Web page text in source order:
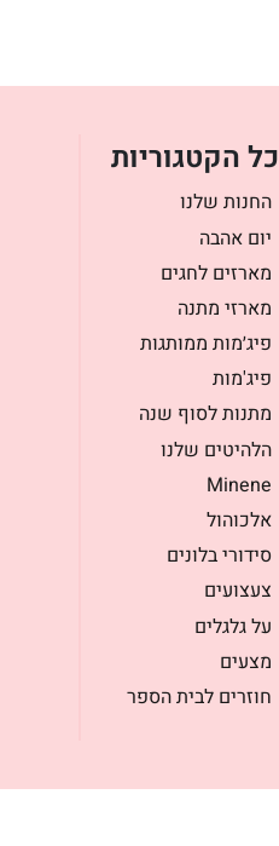
כל הקטגוריות
החנות שלנו
יום אהבה
מארזים לחגים
מארזי מתנה
פיג׳מות ממותגות
פיג'מות
מתנות לסוף שנה
הלהיטים שלנו
Minene
אלכוהול
סידורי בלונים
צעצועים
על גלגלים
מצעים
חוזרים לבית הספר